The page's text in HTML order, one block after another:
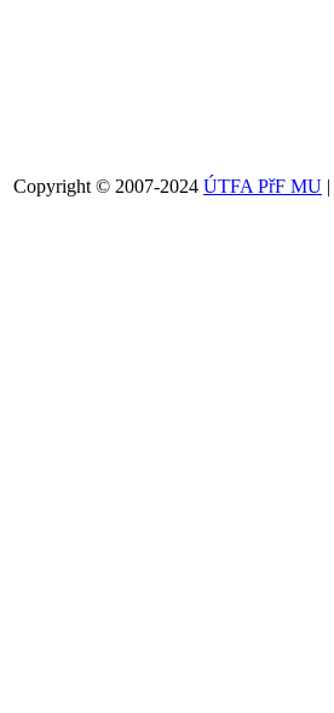
Copyright © 2007-2024 ÚTFA PřF MU |